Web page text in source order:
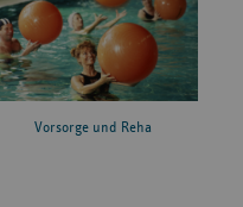
Vorsorge und Reha